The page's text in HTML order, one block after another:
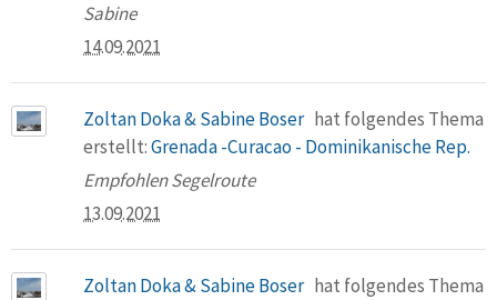
Sabine
14.09.2021
Zoltan Doka & Sabine Boser hat folgendes Thema
erstellt:Grenada -Curacao - Dominikanische Rep.
Empfohlen Segelroute
13.09.2021
Zoltan Doka & Sabine Boser hat folgendes Thema